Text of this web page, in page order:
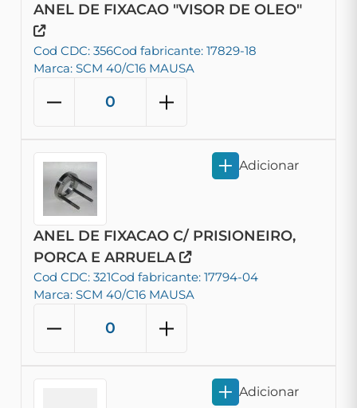
ANEL DE FIXACAO "VISOR DE OLEO"
Cod CDC: 356Cod fabricante: 17829-18
Marca: SCM 40/C16 MAUSA
ANEL DE FIXACAO C/ PRISIONEIRO,
PORCA E ARRUELA
Cod CDC: 321Cod fabricante: 17794-04
Marca: SCM 40/C16 MAUSA
Adicionar
Adicionar